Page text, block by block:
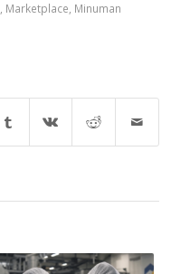
Marketplace Minuman